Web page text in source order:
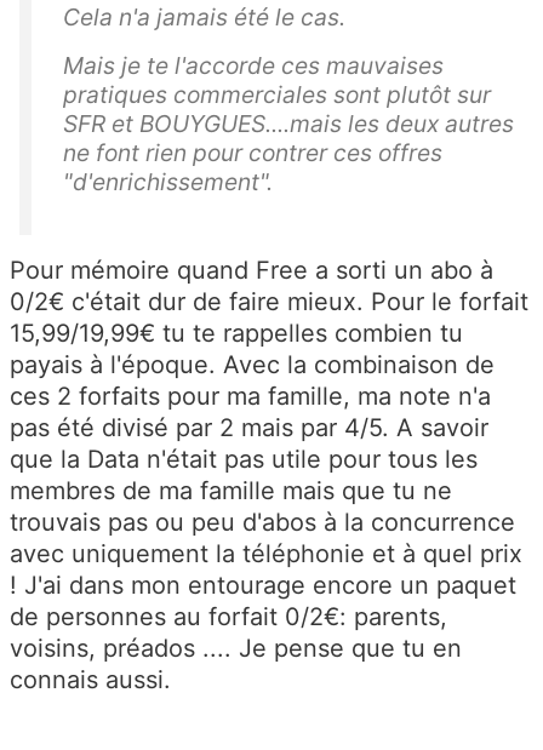
Cela n'a jamais été le cas.
Mais je te l'accorde ces mauvaises
pratiques commerciales sont plutôt sur
SFR et BOUYGUES....mais les deux autres
ne font rien pour contrer ces offres
"d'enrichissement".
Pour mémoire quand Free a sorti un abo à
0/2€ c'était dur de faire mieux. Pour le forfait
15,99/19,99€ tu te rappelles combien tu
payais à l'époque. Avec la combinaison de
ces 2 forfaits pour ma famille, ma note n'a
pas été divisé par 2 mais par 4/5. A savoir
que la Data n'était pas utile pour tous les
membres de ma famille mais que tu ne
trouvais pas ou peu d'abos à la concurrence
avec uniquement la téléphonie et à quel prix
! J'ai dans mon entourage encore un paquet
de personnes au forfait 0/2€: parents,
voisins, préados .... Je pense que tu en
connais aussi.